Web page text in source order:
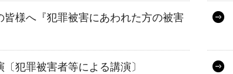
皆様へ『犯罪被害にあわれた方の被害
犯罪被害者等による講演〕